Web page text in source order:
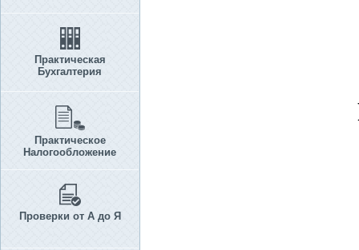
Практическая
Бухгалтерия
Практическое
Налогообложение
Проверки от А до Я